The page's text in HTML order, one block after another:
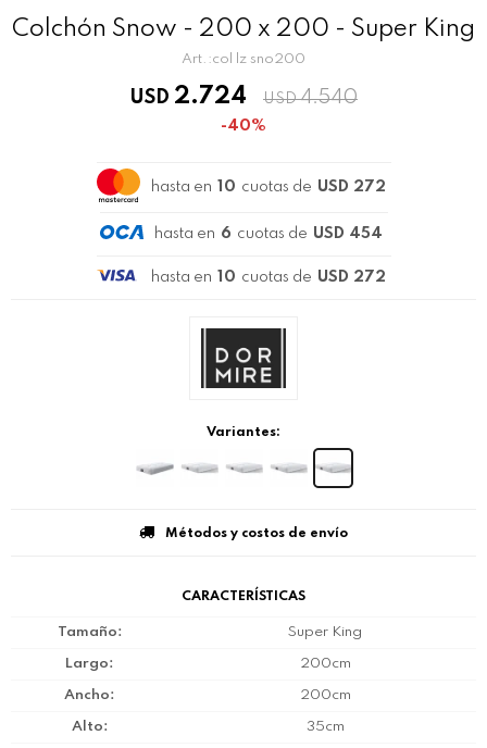
Colchón Snow - 200 x 200 - Super King
col lz sno200
USD 2.724 USD 4.540
40
hasta en 10 cuotas de USD 272
hasta en 6 cuotas de USD 454
hasta en 10 cuotas de USD 272
Variantes:
Métodos y costos de envío
CARACTERÍSTICAS
Tamaño Super King
Largo 200cm
Ancho 200cm
Alto 35cm